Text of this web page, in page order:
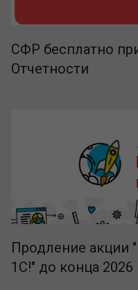
СФР бесплатно
Отчетности
Продление акции
1С!" до конца 2026